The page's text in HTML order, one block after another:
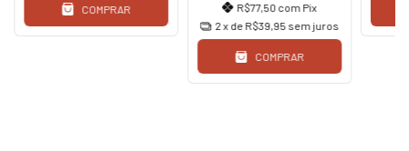
COMPRAR R$77,50 com Pix
2x de R$39,95 sem juros
COMPRAR